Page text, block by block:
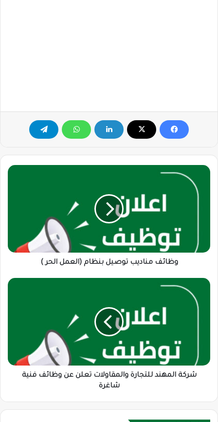
وظائف
مناديب
توصيل
وظائف مناديب توصيل بنظام (العمل الحر )
شركة
المهند
للتجارة
شاغرة
شركة المهند للتجارة والمقاولات تعلن عن وظائف فنية
شاغرة